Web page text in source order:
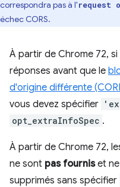
correspondra pas à l'request
échec CORS.
À partir de Chrome 72,
réponses avant que le
d'origine différente
vous devez spécifier
opt_extraInfoSpec .
À partir de Chrome 72,
ne sont pas fourniset ne
supprimés sans spécifier